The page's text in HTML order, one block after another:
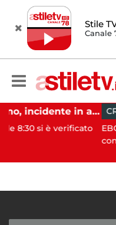
Stile
Canale
Pontecagnano, incidente in autostrada: 5 giovani feriti
è verificato
CRONACA
EBOLI.